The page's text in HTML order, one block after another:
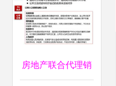
房地产联合代理销